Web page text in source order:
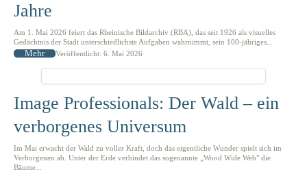
Jahre
Am 1. Mai 2026 feiert das Rheinische Bildarchiv (RBA), das seit 1926 als visuelles
Gedächtnis der Stadt unterschiedlichste Aufgaben wahrnimmt, sein 100-jähriges...
Mehr Veröffentlicht: 6. Mai 2026
Image Professionals: Der Wald – ein
verborgenes Universum
Im Mai erwacht der Wald zu voller Kraft, doch das eigentliche Wunder spielt sich im
Verborgenen ab. Unter der Erde verbindet das sogenannte „Wood Wide Web" die
Bäume...